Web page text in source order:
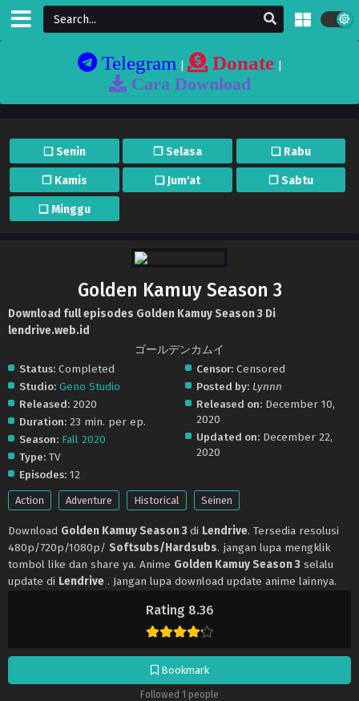
Telegram| Donate|
Cara Download
❏ Senin ❐ Selasa ❏ Rabu
❐ Kamis ❏ Jum'at ❐ Sabtu
❏ Minggu
Rating 8.36
Bookmark
Followed 1 people
Golden Kamuy Season 3
Download full episodes Golden Kamuy Season 3 Di
lendrive.web.id
ゴールデンカムイ
Status: Completed
Studio: Geno Studio
Released: 2020
Duration: 23 min. per ep.
Season: Fall 2020
Type: TV
Episodes: 12
Censor: Censored
Posted by: Lynnn
Released on: December 10,
2020
Updated on: December 22,
2020
Action Adventure Historical Seinen
Download Golden Kamuy Season 3di Lendrive. Tersedia resolusi
480p/720p/1080p/ Softsubs/Hardsubs. jangan lupa mengklik
tombol like dan share ya. Anime Golden Kamuy Season 3 selalu
update di Lendrive . Jangan lupa download update anime lainnya.